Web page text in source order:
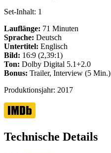
Set-Inhalt: 1
Lauflänge: 71 Minuten
Sprache: Deutsch
Untertitel: Englisch
Bild: 16:9 (2,39:1)
Ton: Dolby Digital 5.1+2.0
Bonus: Trailer, Interview (5 Min.)
Produktionsjahr: 2017
Technische Details